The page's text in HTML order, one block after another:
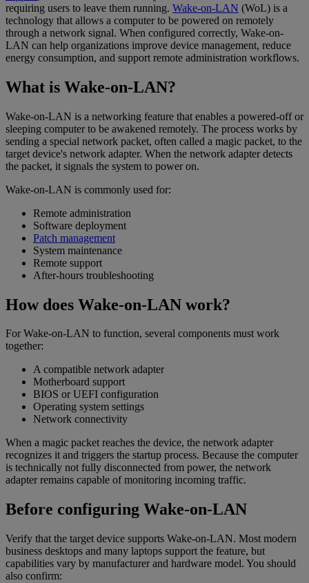
requiring users to leave them running. Wake-on-LAN (WoL) is a
technology that allows a computer to be powered on remotely
through a network signal. When configured correctly, Wake-on-
LAN can help organizations improve device management, reduce
energy consumption, and support remote administration workflows.
What is Wake-on-LAN?
Wake-on-LAN is a networking feature that enables a powered-off or
sleeping computer to be awakened remotely. The process works by
sending a special network packet, often called a magic packet, to the
target device's network adapter. When the network adapter detects
the packet, it signals the system to power on.
Wake-on-LAN is commonly used for:
Remote administration
Software deployment
Patch management
System maintenance
Remote support
After-hours troubleshooting
How does Wake-on-LAN work?
For Wake-on-LAN to function, several components must work
together:
A compatible network adapter
Motherboard support
BIOS or UEFI configuration
Operating system settings
Network connectivity
When a magic packet reaches the device, the network adapter
recognizes it and triggers the startup process. Because the computer
is technically not fully disconnected from power, the network
adapter remains capable of monitoring incoming traffic.
Before configuring Wake-on-LAN
Verify that the target device supports Wake-on-LAN. Most modern
business desktops and many laptops support the feature, but
capabilities vary by manufacturer and hardware model. You should
also confirm: